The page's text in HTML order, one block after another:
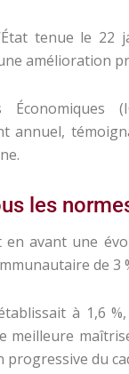
tenue le 22
amélioration
Économiques
annuel,
les
avant une
de 3
à 1,6
meilleure
progressive du